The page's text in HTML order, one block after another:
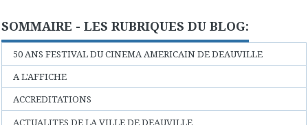
SOMMAIRE - LES RUBRIQUES DU BLOG:
50 ANS FESTIVAL DU CINEMA AMERICAIN DE DEAUVILLE
A L'AFFICHE
ACCREDITATIONS
ACTUALITES DE LA VILLE DE DEAUVILLE